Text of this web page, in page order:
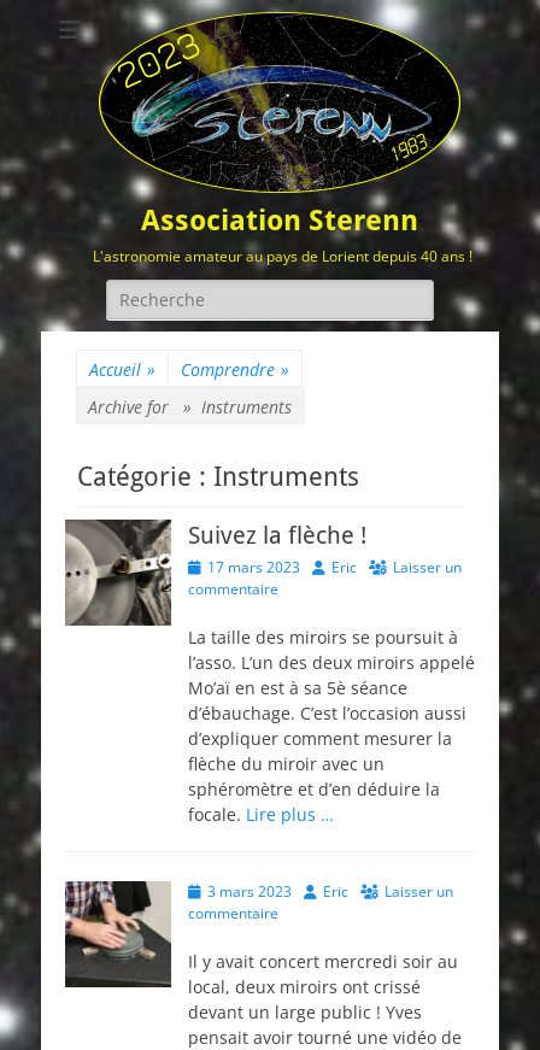
Association Sterenn
L'astronomie amateur au pays de Lorient depuis 40 ans !
Rechercher :
Accueil » Comprendre »
Archive for » Instruments
Catégorie : Instruments
Suivez la flèche !
Posted
on
17 mars 2023 Author
Eric
Laisser un
commentaire
La taille des miroirs se poursuit à
l’asso. L’un des deux miroirs appelé
Mo’aï en est à sa 5è séance
d’ébauchage. C’est l’occasion aussi
d’expliquer comment mesurer la
flèche du miroir avec un
sphéromètre et d’en déduire la
focale. Lire plus …
Posted
on
3 mars 2023 Author
Eric
Laisser un
commentaire
Il y avait concert mercredi soir au
local, deux miroirs ont crissé
devant un large public ! Yves
pensait avoir tourné une vidéo de